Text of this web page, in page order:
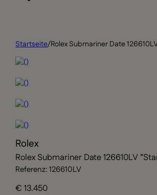
Startseite/Rolex Submariner Date
Rolex
Rolex Submariner Date 126610LV
Referenz: 126610LV
€ 13.450